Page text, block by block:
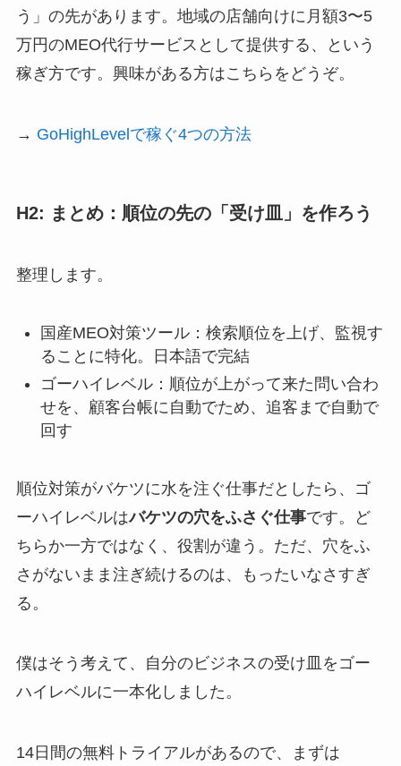
う」の先があります。地域の店舗向けに月額3〜5
万円のMEO代行サービスとして提供する、という
稼ぎ方です。興味がある方はこちらをどうぞ。
→ GoHighLevelで稼ぐ4つの方法
H2: まとめ：順位の先の「受け皿」を作ろう
整理します。
国産MEO対策ツール：検索順位を上げ、監視す
ることに特化。日本語で完結
ゴーハイレベル：順位が上がって来た問い合わ
せを、顧客台帳に自動でため、追客まで自動で
回す
順位対策がバケツに水を注ぐ仕事だとしたら、ゴ
ーハイレベルはバケツの穴をふさぐ仕事です。ど
ちらか一方ではなく、役割が違う。ただ、穴をふ
さがないまま注ぎ続けるのは、もったいなさすぎ
る。
僕はそう考えて、自分のビジネスの受け皿をゴー
ハイレベルに一本化しました。
14日間の無料トライアルがあるので、まずは